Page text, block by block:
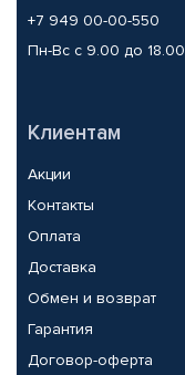
+7 949 00-00-550
Пн-Вс с 9.00 до 18.00
Клиентам
Акции
Контакты
Оплата
Доставка
Обмен и возврат
Гарантия
Договор-оферта